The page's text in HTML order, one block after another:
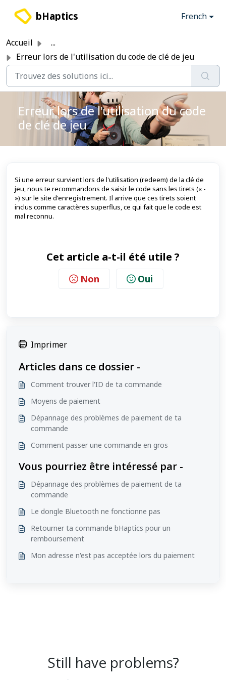
bHaptics French
Accueil
...
Erreur lors de l'utilisation du code de clé de jeu
Erreur lors de l'utilisation du code
de clé de jeu
Si une erreur survient lors de l'utilisation (redeem) de la clé de
jeu, nous te recommandons de saisir le code sans les tirets (« -
») sur le site d'enregistrement. Il arrive que ces tirets soient
inclus comme caractères superflus, ce qui fait que le code est
mal reconnu.
Cet article a-t-il été utile ?
Non Oui
Imprimer
Articles dans ce dossier -
Comment trouver l'ID de ta commande
Moyens de paiement
Dépannage des problèmes de paiement de ta
commande
Comment passer une commande en gros
Vous pourriez être intéressé par -
Dépannage des problèmes de paiement de ta
commande
Le dongle Bluetooth ne fonctionne pas
Retourner ta commande bHaptics pour un
remboursement
Mon adresse n'est pas acceptée lors du paiement
Still have problems?